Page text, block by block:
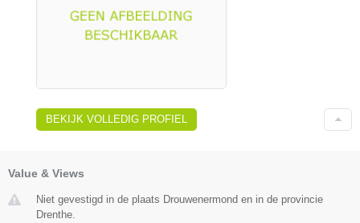
BEKIJK VOLLEDIG PROFIEL
Value & Views
Niet gevestigd in de plaats Drouwenermond en in de provincie
Drenthe.